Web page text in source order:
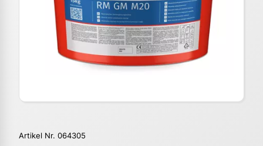
Artikel Nr. 064305